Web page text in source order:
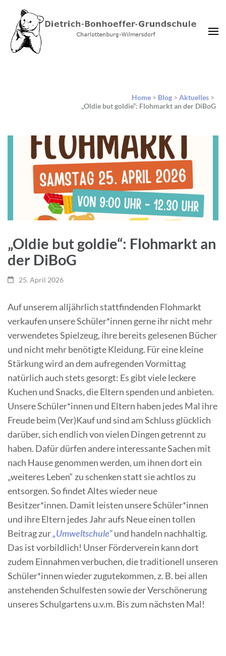
Home > Blog > Aktuelles >
„Oldie but goldie“: Flohmarkt an der DiBoG
„Oldie but goldie“: Flohmarkt an
der DiBoG
25. April 2026
Auf unserem alljährlich stattfindenden Flohmarkt
verkaufen unsere Schüler*innen gerne ihr nicht mehr
verwendetes Spielzeug, ihre bereits gelesenen Bücher
und nicht mehr benötigte Kleidung. Für eine kleine
Stärkung wird an dem aufregenden Vormittag
natürlich auch stets gesorgt: Es gibt viele leckere
Kuchen und Snacks, die Eltern spenden und anbieten.
Unsere Schüler*innen und Eltern haben jedes Mal ihre
Freude beim (Ver)Kauf und sind am Schluss glücklich
darüber, sich endlich von vielen Dingen getrennt zu
haben. Dafür dürfen andere interessante Sachen mit
nach Hause genommen werden, um ihnen dort ein
„weiteres Leben“ zu schenken statt sie achtlos zu
entsorgen. So findet Altes wieder neue
Besitzer*innen. Damit leisten unsere Schüler*innen
und ihre Eltern jedes Jahr aufs Neue einen tollen
Beitrag zur„Umweltschule“und handeln nachhaltig.
Das ist vorbildlich! Unser Förderverein kann dort
zudem Einnahmen verbuchen, die traditionell unseren
Schüler*innen wieder zugutekommen, z. B. bei allen
anstehenden Schulfesten sowie der Verschönerung
unseres Schulgartens u.v.m. Bis zum nächsten Mal!